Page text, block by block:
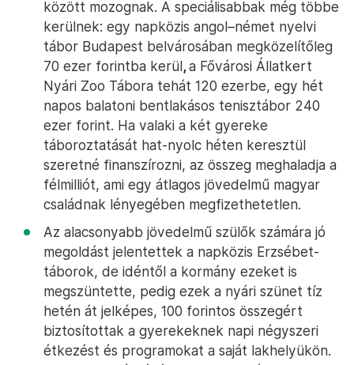
között mozognak. A speciálisabbak még többe
kerülnek: egy napközis angol–német nyelvi
tábor Budapest belvárosában megközelítőleg
70 ezer forintba kerül,a Fővárosi Állatkert
Nyári Zoo Tábora tehát 120 ezerbe, egy hét
napos balatoni bentlakásos tenisztábor 240
ezer forint. Ha valaki a két gyereke
táboroztatását hat-nyolc héten keresztül
szeretné finanszírozni, az összeg meghaladja a
félmilliót, ami egy átlagos jövedelmű magyar
családnak lényegében megfizethetetlen.
Az alacsonyabb jövedelmű szülők számára jó
megoldást jelentettek a napközis Erzsébet-
táborok, de idéntől a kormány ezeket is
megszüntette, pedig ezek a nyári szünet tíz
hetén át jelképes, 100 forintos összegért
biztosítottak a gyerekeknek napi négyszeri
étkezést és programokat a saját lakhelyükön.